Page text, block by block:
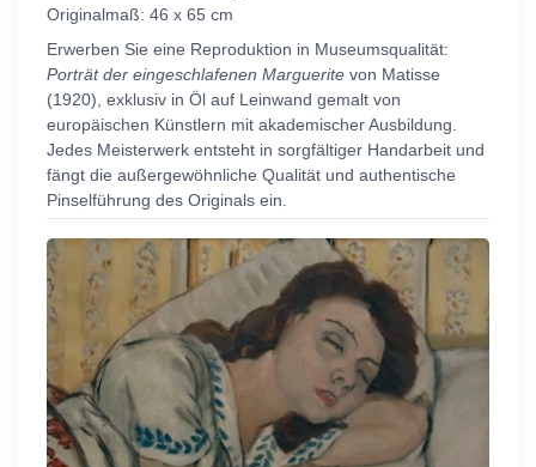
Originalmaß: 46 x 65 cm
Erwerben Sie eine Reproduktion in Museumsqualität:
Porträt der eingeschlafenen Marguerite von Matisse
(1920), exklusiv in Öl auf Leinwand gemalt von
europäischen Künstlern mit akademischer Ausbildung.
Jedes Meisterwerk entsteht in sorgfältiger Handarbeit und
fängt die außergewöhnliche Qualität und authentische
Pinselführung des Originals ein.